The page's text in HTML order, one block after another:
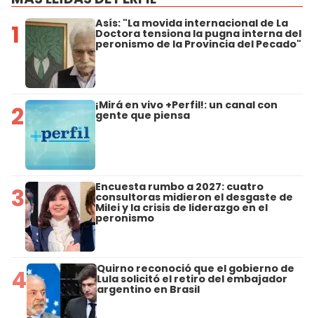
1 Asís: "La movida internacional de La
Doctora tensiona la pugna interna del
peronismo de la Provincia del Pecado"
2 ¡Mirá en vivo +Perfil!: un canal con
gente que piensa
3 Encuesta rumbo a 2027: cuatro
consultoras midieron el desgaste de
Milei y la crisis de liderazgo en el
peronismo
4 Quirno reconoció que el gobierno de
Lula solicitó el retiro del embajador
argentino en Brasil